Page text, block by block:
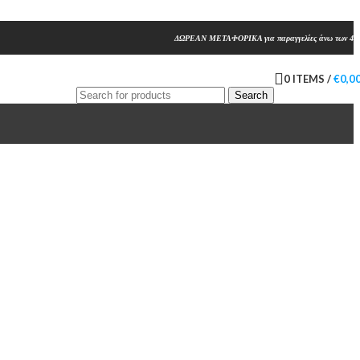
ΔΩΡΕΑΝ ΜΕΤΑΦΟΡΙΚΑ για παραγγελίες άνω των
Search
0 ITEMS /€